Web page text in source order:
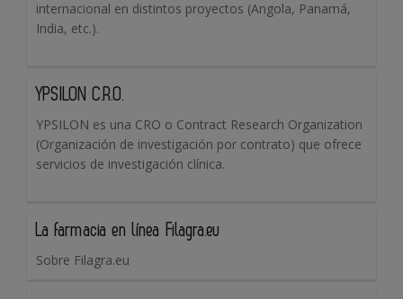
internacional en distintos proyectos (Angola, Panamá,
India, etc.).
YPSILON C.R.O.
YPSILON es una CRO o Contract Research Organization
(Organización de investigación por contrato) que ofrece
servicios de investigación clínica.
La farmacia en línea Filagra.eu
Sobre Filagra.eu